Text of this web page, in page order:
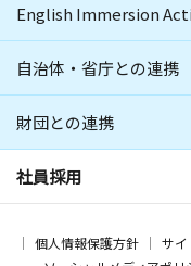
English Immersion
自治体・省庁との連携
財団との連携
社員採用
個人情報保護方針 サイ